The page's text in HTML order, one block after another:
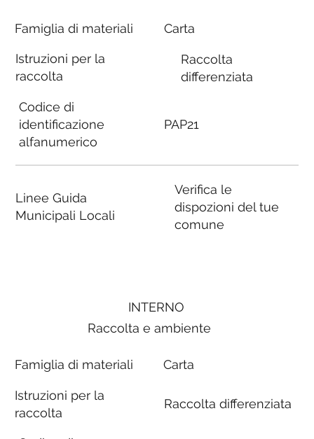
Famiglia di materiali
Istruzioni per la
raccolta
Codice di
identificazione
alfanumerico
Linee Guida
Municipali Locali
Carta
Raccolta
differenziata
PAP21
Verifica le
dispozioni del tue
comune
INTERNO
Raccolta e ambiente
Famiglia di materiali
Istruzioni per la
raccolta
Carta
Raccolta differenziata